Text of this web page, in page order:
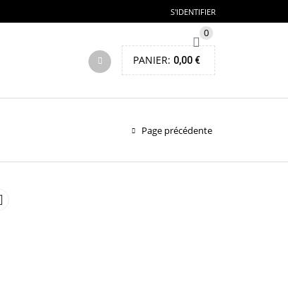
S'IDENTIFIER
0
PANIER: 0,00 €
Page précédente